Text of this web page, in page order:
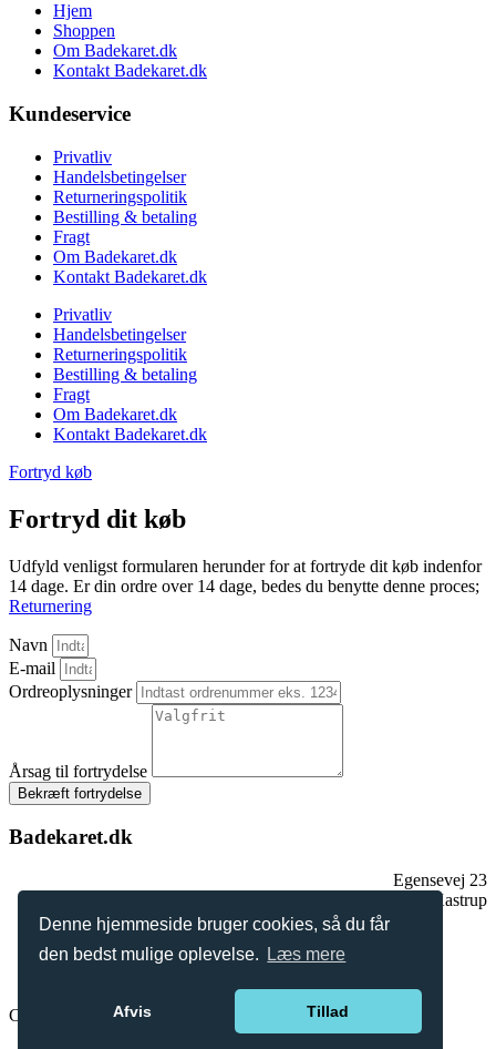
Denne hjemmeside bruger cookies, så du får
den bedst mulige oplevelse.
Læs mere
Afvis Tillad
Hjem
Shoppen
Om Badekaret.dk
Kontakt Badekaret.dk
Kundeservice
Privatliv
Handelsbetingelser
Returneringspolitik
Bestilling & betaling
Fragt
Om Badekaret.dk
Kontakt Badekaret.dk
Privatliv
Handelsbetingelser
Returneringspolitik
Bestilling & betaling
Fragt
Om Badekaret.dk
Kontakt Badekaret.dk
Fortryd køb
Fortryd dit køb
Udfyld venligst formularen herunder for at fortryde dit køb indenfor
14 dage. Er din ordre over 14 dage, bedes du benytte denne proces;
Returnering
Navn
E-mail
Ordreoplysninger
Årsag til fortrydelse
Bekræft fortrydelse
Badekaret.dk
Egensevej 23
2770 Kastrup
Tlf.:+
Copyright © 2026 | Badekaret.dk